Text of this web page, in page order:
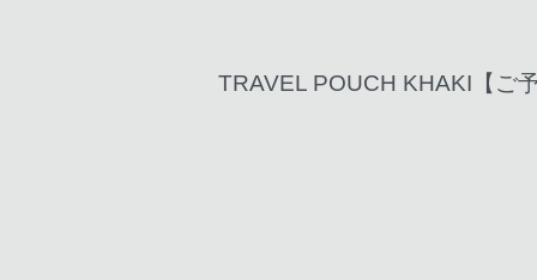
TRAVEL POUCH KHAKI【ご